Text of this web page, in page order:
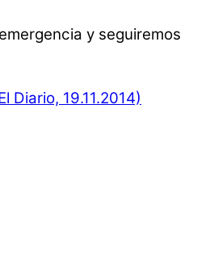
y seguiremos
Diario, 19.11.2014)